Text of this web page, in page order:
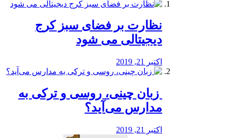
نظارت بر فضای سبز کرج
دیجیتالی می شود
اکتبر 21, 2019
️ زبان چینی، روسی و ترکی به
مدارس می‌آید؟
اکتبر 21, 2019